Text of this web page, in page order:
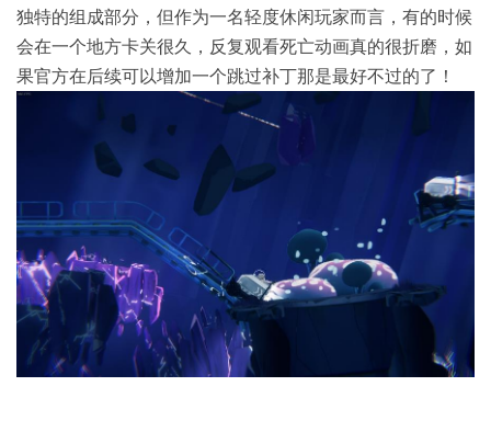
独特的组成部分，但作为一名轻度休闲玩家而言，有的时候
会在一个地方卡关很久，反复观看死亡动画真的很折磨，如
果官方在后续可以增加一个跳过补丁那是最好不过的了！